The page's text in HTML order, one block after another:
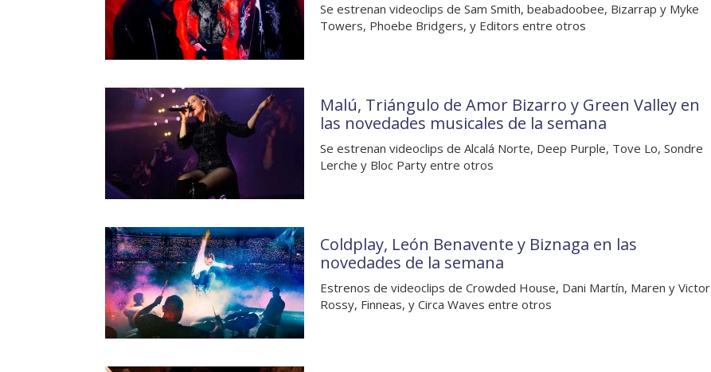
Se estrenan videoclips de Sam Smith, beabadoobee, Bizarrap y Myke
Towers, Phoebe Bridgers, y Editors entre otros
Malú, Triángulo de Amor Bizarro y Green Valley en
las novedades musicales de la semana
Se estrenan videoclips de Alcalá Norte, Deep Purple, Tove Lo, Sondre
Lerche y Bloc Party entre otros
Coldplay, León Benavente y Biznaga en las
novedades de la semana
Estrenos de videoclips de Crowded House, Dani Martín, Maren y Victor
Rossy, Finneas, y Circa Waves entre otros